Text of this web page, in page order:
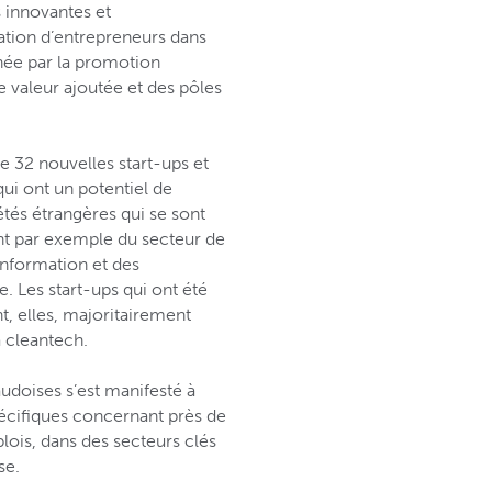
et
d’entrepreneurs dans
par la promotion
valeur ajoutée et des pôles
32 nouvelles start-ups et
ont un potentiel de
étrangères qui se sont
par exemple du secteur de
et des
Les start-ups qui ont été
elles, majoritairement
cleantech.
s’est manifesté à
concernant près de
dans des secteurs clés